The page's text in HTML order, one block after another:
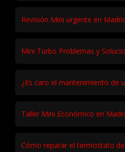
Revisión Mini urgente en
Mini Turbo Problemas y
¿Es caro el mantenimiento de
Taller Mini Económico en
Cómo reparar el termostato